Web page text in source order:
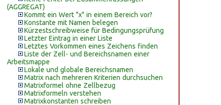
(AGGREGAT)
Kommt ein Wert "x" in einem Bereich vor?
Konstante mit Namen belegen
Kürzestschreibweise für Bedingungsprüfung
Letzter Eintrag in einer Liste
Letztes Vorkommen eines Zeichens finden
Liste der Zell- und Bereichsnamen einer
Arbeitsmappe
Lokale und globale Bereichsnamen
Matrix nach mehreren Kriterien durchsuchen
Matrixformel ohne Zellbezug
Matrixformeln verstehen
Matrixkonstanten schreiben